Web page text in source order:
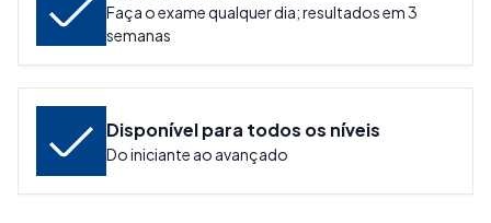
Faça o exame qualquer dia; resultados em 3
semanas
Disponível para todos os níveis
Do iniciante ao avançado